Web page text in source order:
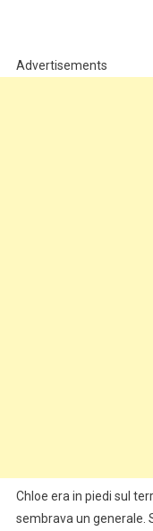
Advertisements
Chloe era in piedi sul
sembrava un generale.